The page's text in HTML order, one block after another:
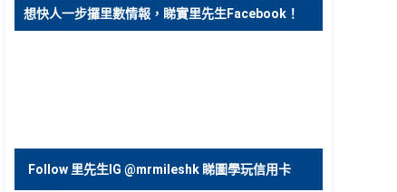
想快人一步攞里數情報，睇實里先生Facebook！
Follow 里先生IG @mrmileshk 睇圖學玩信用卡